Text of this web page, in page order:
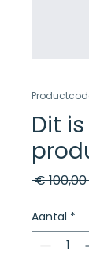
Dit
€ 100,00
Aantal *